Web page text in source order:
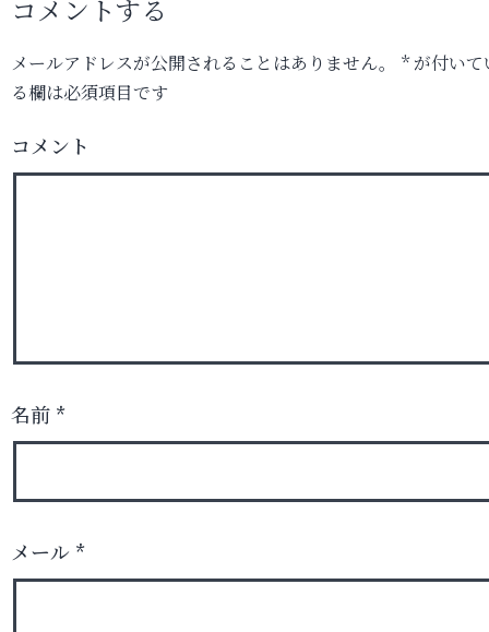
コメントする
メールアドレスが公開されることはありません。 *が付いて
る欄は必須項目です
コメント
名前 *
メール *